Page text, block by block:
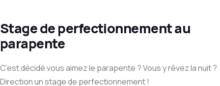
Stage de perfectionnement au
parapente
C’est décidé vous aimez le parapente ? Vous y rêvez la nuit ?
Direction un stage de perfectionnement !